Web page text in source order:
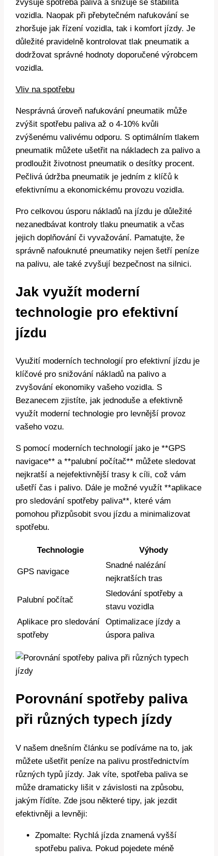
zvyšuje spotřeba paliva a snižuje se stabilita
vozidla. Naopak při přebytečném nafukování se
zhoršuje jak řízení vozidla, tak i komfort jízdy. Je
důležité pravidelně kontrolovat tlak pneumatik a
dodržovat správné hodnoty doporučené výrobcem
vozidla.
Vliv na spotřebu
Nesprávná úroveň nafukování pneumatik může
zvýšit spotřebu paliva až o 4-10% kvůli
zvýšenému valivému odporu. S optimálním tlakem
pneumatik můžete ušetřit na nákladech za palivo a
prodloužit životnost pneumatik o desítky procent.
Pečlivá údržba pneumatik je jedním z klíčů k
efektivnímu a ekonomickému provozu vozidla.
Pro celkovou úsporu nákladů na jízdu je důležité
nezanedbávat kontroly tlaku pneumatik a včas
jejich doplňování či vyvažování. Pamatujte, že
správně nafouknuté pneumatiky nejen šetří peníze
na palivu, ale také zvyšují bezpečnost na silnici.
Jak využít moderní
technologie pro efektivní
jízdu
Využití moderních technologií pro efektivní jízdu je
klíčové pro snižování nákladů na palivo a
zvyšování ekonomiky vašeho vozidla. S
Bezanecem zjistíte, jak jednoduše a efektivně
využít moderní technologie pro levnější provoz
vašeho vozu.
S pomocí moderních technologií jako je **GPS
navigace** a **palubní počítač** můžete sledovat
nejkratší a nejefektivnější trasy k cíli, což vám
ušetří čas i palivo. Dále je možné využít **aplikace
pro sledování spotřeby paliva**, které vám
pomohou přizpůsobit svou jízdu a minimalizovat
spotřebu.
Technologie Výhody
GPS navigace
Snadné nalézání
nejkratších tras
Palubní počítač
Sledování spotřeby a
stavu vozidla
Aplikace pro sledování
spotřeby
Optimalizace jízdy a
úspora paliva
Porovnání spotřeby paliva
při různých typech jízdy
V našem dnešním článku se podíváme na to, jak
můžete ušetřit peníze na palivu prostřednictvím
různých typů jízdy. Jak víte, spotřeba paliva se
může dramaticky lišit v závislosti na způsobu,
jakým řídíte. Zde jsou některé tipy, jak jezdit
efektivněji a levněji:
Zpomalte: Rychlá jízda znamená vyšší
spotřebu paliva. Pokud pojedete méně